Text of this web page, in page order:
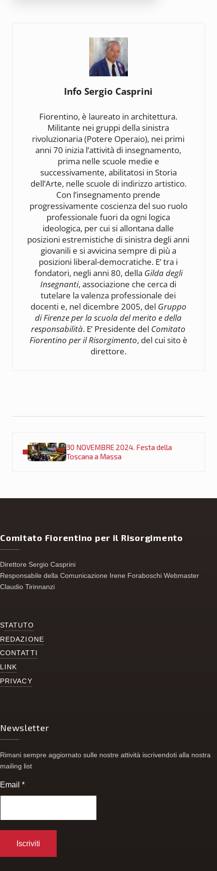
InfoSergio Casprini
Fiorentino, è laureato in architettura.
Militante nei gruppi della sinistra
rivoluzionaria (Potere Operaio), nei primi
anni 70 inizia l’attività di insegnamento,
prima nelle scuole medie e
successivamente, abilitatosi in Storia
dell’Arte, nelle scuole di indirizzo artistico.
Con l’insegnamento prende
progressivamente coscienza del suo ruolo
professionale fuori da ogni logica
ideologica, per cui si allontana dalle
posizioni estremistiche di sinistra degli anni
giovanili e si avvicina sempre di più a
posizioni liberal-democratiche. E’ tra i
fondatori, negli anni 80, della Gilda degli
Insegnanti, associazione che cerca di
tutelare la valenza professionale dei
docenti e, nel dicembre 2005, del Gruppo
di Firenze per la scuola del merito e della
responsabilità. E’ Presidente del Comitato
Fiorentino per il Risorgimento, del cui sito è
direttore.
30 NOVEMBRE 2024. Festa della
Toscana a Massa
Comitato Fiorentino per il Risorgimento
Direttore Sergio Casprini
Responsabile della Comunicazione Irene Foraboschi Webmaster
Claudio Tirinnanzi
STATUTO
REDAZIONE
CONTATTI
LINK
PRIVACY
Newsletter
Rimani sempre aggiornato sulle nostre attività iscrivendoti alla nostra
mailing list
Email*